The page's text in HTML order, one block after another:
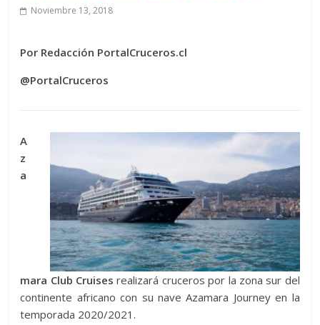
Noviembre 13, 2018
Por Redacción PortalCruceros.cl
@PortalCruceros
A
z
a
mara Club Cruises realizará cruceros por la zona sur del
continente africano con su nave Azamara Journey en la
temporada 2020/2021.